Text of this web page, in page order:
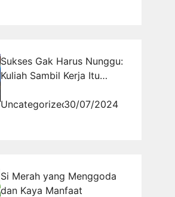
Sukses Gak Harus Nunggu:
Kuliah Sambil Kerja Itu
Uncategorized30/07/2024
Si Merah yang Menggoda
dan Kaya Manfaat